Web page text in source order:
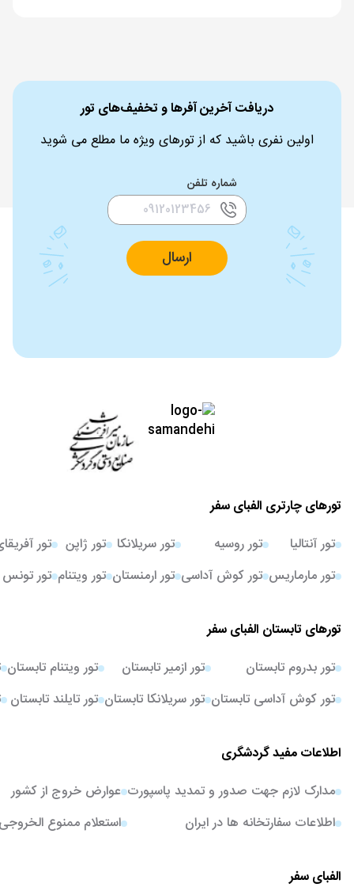
دریافت آخرین آفرها و تخفیف‌های تور
اولین نفری باشید که از تورهای ویژه ما مطلع می شوید
شماره تلفن
ارسال
تورهای چارتری الفبای سفر
تور آنتالیا
تور مارماریس
تور روسیه
تور کوش آداسی
تور سریلانکا
تور ارمنستان
تور ژاپن
تور ویتنام
تور
تور تونس
تورهای تابستان الفبای سفر
تور بدروم تابستان
تور کوش آداسی تابستان
تور ازمیر تابستان
تور سریلانکا تابستان
تور ویتنام تابستان
تور تایلند تابستان
اطلاعات مفید گردشگری
مدارک لازم جهت صدور و تمدید پاسپورت
اطلاعات سفارتخانه ها در ایران
عوارض خروج از کشور
استعلام ممنوع
الفبای سفر